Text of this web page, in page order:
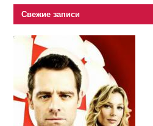
Свежие записи